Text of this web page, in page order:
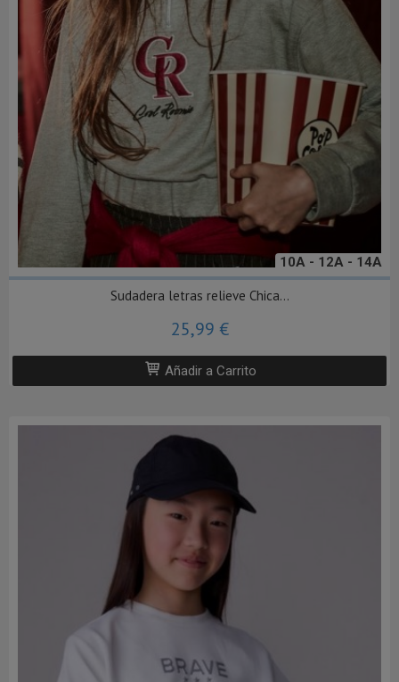
10A - 12A - 14A
Sudadera letras relieve Chica...
25,99 €
Añadir a Carrito